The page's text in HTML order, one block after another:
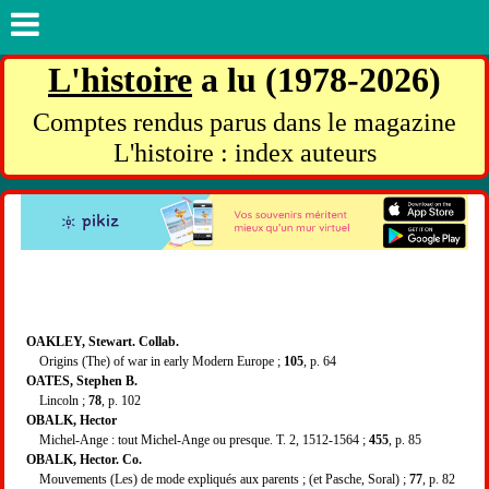
L'histoire a lu (1978-2026)
Comptes rendus parus dans le magazine
L'histoire : index auteurs
OAKLEY, Stewart. Collab.
Origins (The) of war in early Modern Europe ; 105 , p. 64
OATES, Stephen B.
Lincoln ; 78 , p. 102
OBALK, Hector
Michel-Ange : tout Michel-Ange ou presque. T. 2, 1512-1564 ; 455 , p. 85
OBALK, Hector. Co.
Mouvements (Les) de mode expliqués aux parents ; (et Pasche, Soral) ; 77 , p. 82